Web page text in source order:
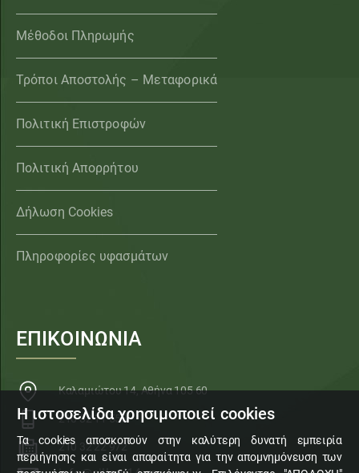
Μέθοδοι Πληρωμής
Τρόποι Αποστολής – Μεταφορικά
Πολιτική Επιστροφών
Πολιτική Απορρήτου
Δήλωση Cookies
Πληροφορίες υφασμάτων
ΕΠΙΚΟΙΝΩΝΙΑ
Καλαμιώτου 14, Αθήνα 105 60
210 32 11 553
210 32 22 972
Η ιστοσελίδα χρησιμοποιεί cookies
Τα cookies αποσκοπούν στην καλύτερη δυνατή εμπειρία
περιήγησης και είναι απαραίτητα για την απομνημόνευση των